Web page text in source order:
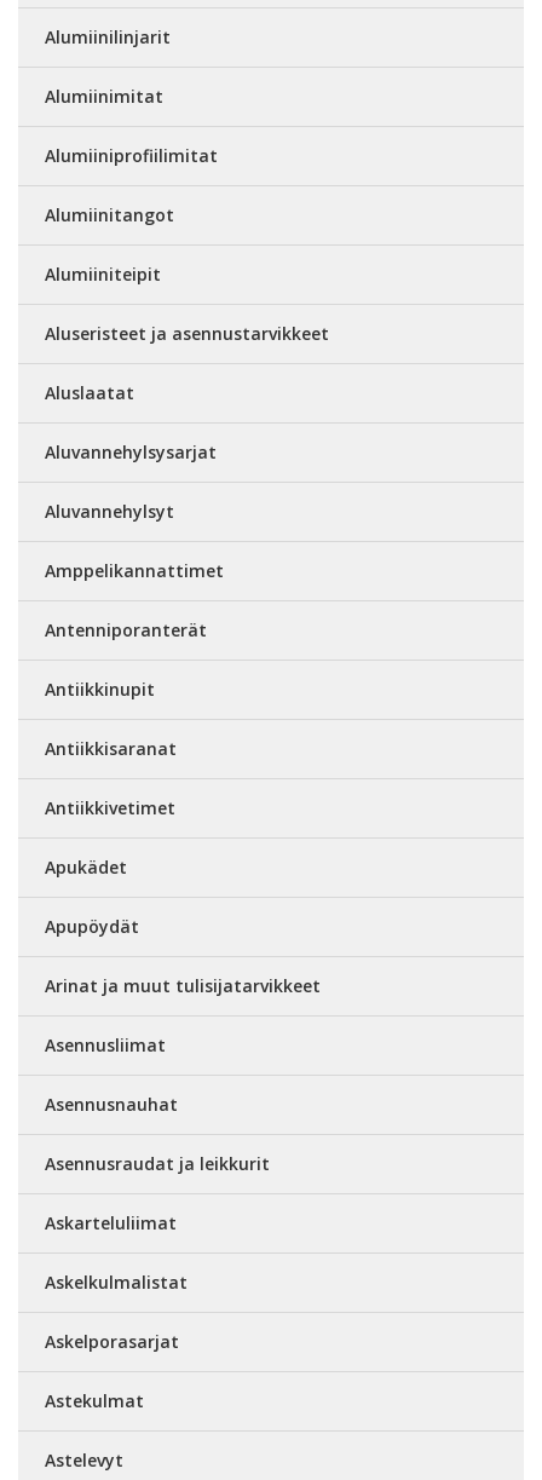
Alumiinilinjarit
Alumiinimitat
Alumiiniprofiilimitat
Alumiinitangot
Alumiiniteipit
Aluseristeet ja asennustarvikkeet
Aluslaatat
Aluvannehylsysarjat
Aluvannehylsyt
Amppelikannattimet
Antenniporanterät
Antiikkinupit
Antiikkisaranat
Antiikkivetimet
Apukädet
Apupöydät
Arinat ja muut tulisijatarvikkeet
Asennusliimat
Asennusnauhat
Asennusraudat ja leikkurit
Askarteluliimat
Askelkulmalistat
Askelporasarjat
Astekulmat
Astelevyt